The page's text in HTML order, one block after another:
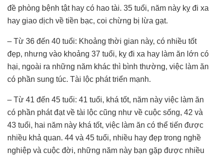
đề phòng bệnh tật hay có hao tài. 35 tuổi, năm này kỵ đi xa
hay giao dịch về tiền bạc, coi chừng bị lừa gạt.
– Từ 36 đến 40 tuổi: Khoảng thời gian này, có nhiều tốt
đẹp, nhưng vào khoảng 37 tuổi, kỵ đi xa hay làm ăn lớn có
hại, ngoài ra những năm khác thì bình thường, việc làm ăn
có phần sung túc. Tài lộc phát triển mạnh.
– Từ 41 đến 45 tuổi: 41 tuổi, khá tốt, năm này việc làm ăn
có phần phát đạt về tài lộc cũng như về cuộc sống, 42 và
43 tuổi, hai năm này khá tốt, việc làm ăn có thể tiến được
nhiều khả quan. 44 và 45 tuổi, nhiều hay đẹp trong nghề
nghiệp và cuộc đời, những năm này bạn gặp được nhiều